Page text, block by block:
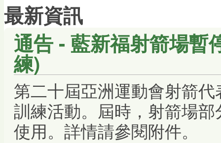
最新資訊
通告 - 藍新福射箭場暫
練)
第二十屆亞洲運動會射箭
訓練活動。屆時，射箭場
使用。 詳情請參閱附件。